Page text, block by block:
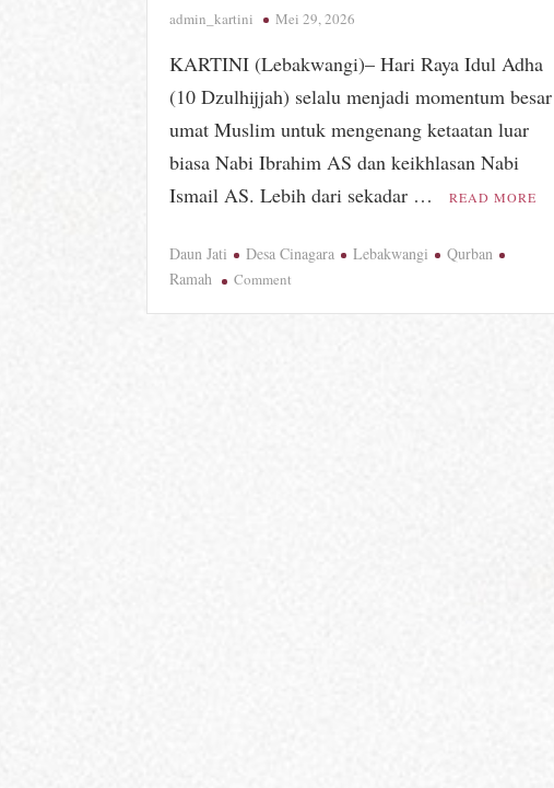
admin_kartini Mei 29, 2026
KARTINI (Lebakwangi)– Hari Raya Idul Adha
(10 Dzulhijjah) selalu menjadi momentum besar
umat Muslim untuk mengenang ketaatan luar
biasa Nabi Ibrahim AS dan keikhlasan Nabi
Ismail AS. Lebih dari sekadar …
READ MORE
Daun Jati Desa Cinagara Lebakwangi
Qurban
Ramah
Comment